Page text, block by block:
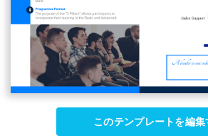
このテンプレートを編集